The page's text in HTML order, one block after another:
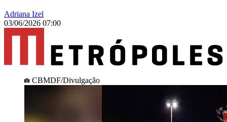
Adriana Izel
03/06/2026 07:00
CBMDF/Divulgação